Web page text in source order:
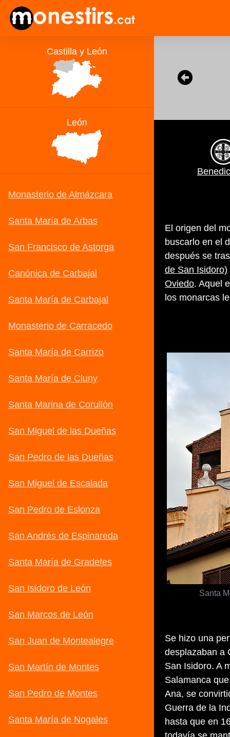
El origen del
buscarlo en el
después se
de San Isidoro)
Oviedo. Aquel
los monarcas
Santa
Se hizo una
desplazaban a
San Isidoro. A
Salamanca
Ana, se
Guerra de la
hasta que en